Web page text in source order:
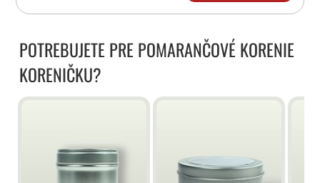
POTREBUJETE PRE POMARANČOVÉ KORENIE
KORENIČKU?